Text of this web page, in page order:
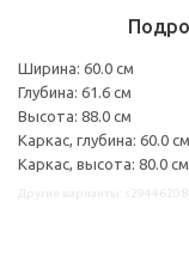
Ширина: 60.0 см
Глубина: 61.6 см
Высота: 88.0 см
Каркас, глубина: 60.0 см
Каркас, высота: 80.0 см